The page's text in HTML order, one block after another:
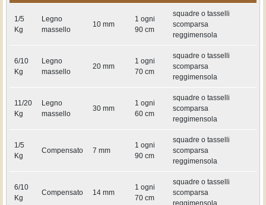
1/5
Kg
Legno
massello
10 mm
1 ogni
90 cm
squadre o tasselli
scomparsa
reggimensola
6/10
Kg
Legno
massello
20 mm
1 ogni
70 cm
squadre o tasselli
scomparsa
reggimensola
11/20
Kg
Legno
massello
30 mm
1 ogni
60 cm
squadre o tasselli
scomparsa
reggimensola
1/5
Kg
Compensato 7 mm
1 ogni
90 cm
squadre o tasselli
scomparsa
reggimensola
6/10
Kg
Compensato 14 mm
1 ogni
70 cm
squadre o tasselli
scomparsa
reggimensola